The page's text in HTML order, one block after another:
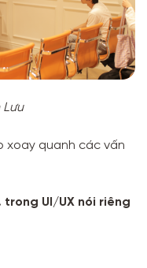
xoay quanh các vấn
trong UI/UX nói riêng